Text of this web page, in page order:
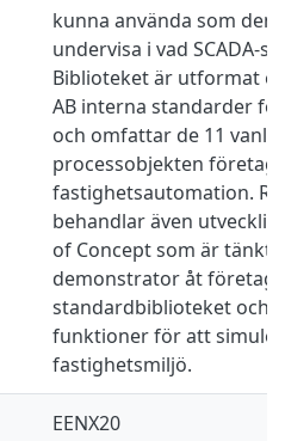
kunna använda som
undervisa i vad SCADA-
Biblioteket är utformat
AB interna standarder för
och omfattar de 11
processobjekten
fastighetsautomation.
behandlar även
of Concept som är tänkt
demonstrator åt
standardbiblioteket och
funktioner för att
fastighetsmiljö.
EENX20